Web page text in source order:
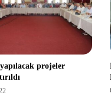
projeler